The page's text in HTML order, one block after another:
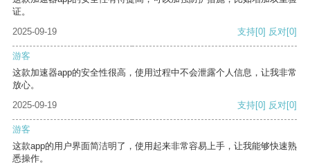
证。
2025-09-19
支持[0] 反对[0]
游客
这款加速器app的安全性很高，使用过程中不会泄露个人信息，让我非常
放心。
2025-09-19
支持[0] 反对[0]
游客
这款app的用户界面简洁明了，使用起来非常容易上手，让我能够快速熟
悉操作。